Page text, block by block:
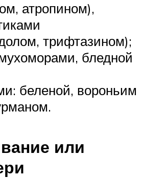
атропином),
трифтазином);
бледной
беленой, вороньим
или